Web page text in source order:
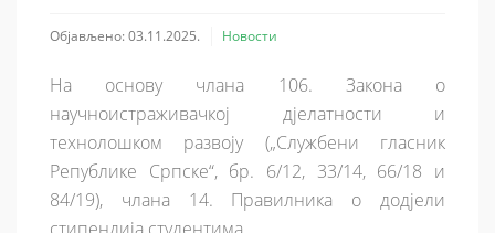
Објављено: 03.11.2025. Новости
На основу члана 106. Закона о
научноистраживачкој дјелатности и
технолошком развоју („Службени гласник
Републике Српске“, бр. 6/12, 33/14, 66/18 и
84/19), члана 14. Правилника о додјели